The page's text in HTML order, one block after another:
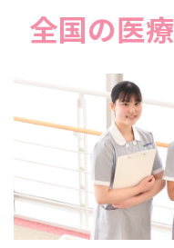
全国の医